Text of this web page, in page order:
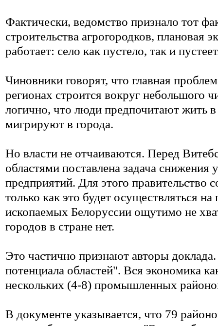
Фактически, ведомство признало тот
строительства агрогородков, плановая
работает: село как пустело, так и
Чиновники говорят, что главная
регионах строится вокруг небольшого
логично, что люди предпочитают жить
мигрируют в города.
Но власти не отчаиваются. Перед
областями поставлена задача
предприятий. Для этого правительство
только как это будет осуществляться
ископаемых Белоруссии ощутимо не
городов в стране нет.
Это частично признают авторы
потенциала областей". Вся экономика
нескольких (4-8) промышленных
В документе указывается, что 79